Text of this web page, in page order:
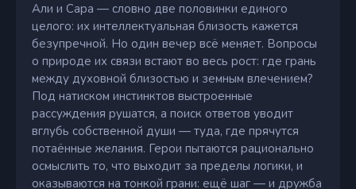
Али и Сара — словно две половинки единого
целого: их интеллектуальная близость кажется
безупречной. Но один вечер всё меняет. Вопросы
о природе их связи встают во весь рост: где грань
между духовной близостью и земным влечением?
Под натиском инстинктов выстроенные
рассуждения рушатся, а поиск ответов уводит
вглубь собственной души — туда, где прячутся
потаённые желания. Герои пытаются рационально
осмыслить то, что выходит за пределы логики, и
оказываются на тонкой грани: ещё шаг — и дружба